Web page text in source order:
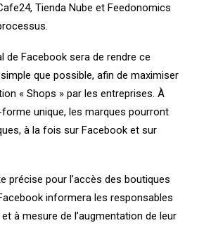
Tienda Nube et Feedonomics
de Facebook sera de rendre ce
que possible, afin de maximiser
« Shops » par les entreprises. À
forme unique, les marques pourront
à la fois sur Facebook et sur
précise pour l’accès des boutiques
informera les responsables
à mesure de l’augmentation de leur